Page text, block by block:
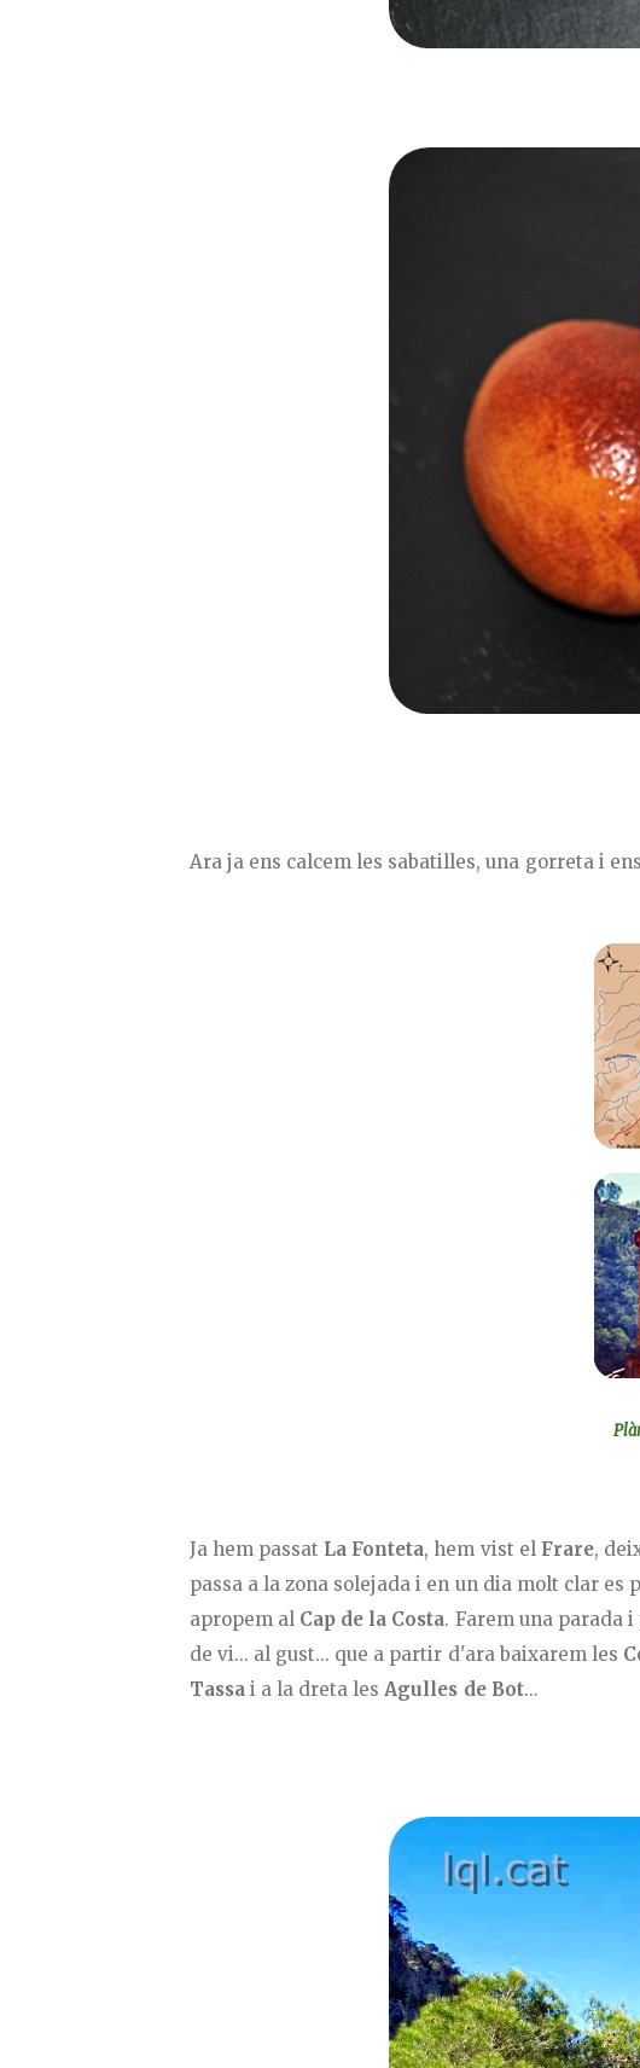
Ara ja ens calcem les sabatilles, una gorreta i
Ja hem passat La Fonteta, hem vist el Frare,
passa a la zona solejada i en un dia molt clar es
apropem al Cap de la Costa. Farem una parada
de vi... al gust... que a partir d'ara baixarem les
Tassa i a la dreta lesAgulles de Bot...